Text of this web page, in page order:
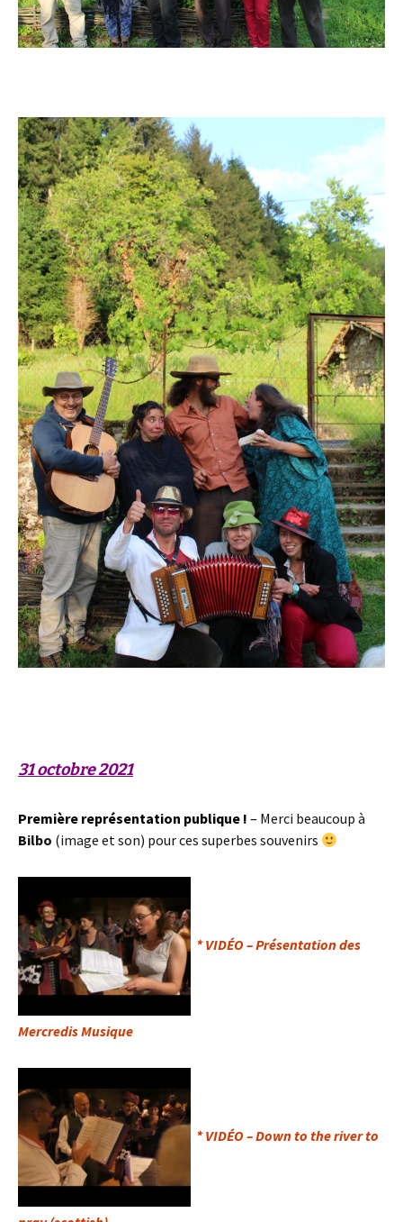
31 octobre 2021
Première représentation publique ! – Merci beaucoup à
Bilbo (image et son) pour ces superbes souvenirs
* VIDÉO – Présentation des
Mercredis Musique
* VIDÉO – Down to the river to